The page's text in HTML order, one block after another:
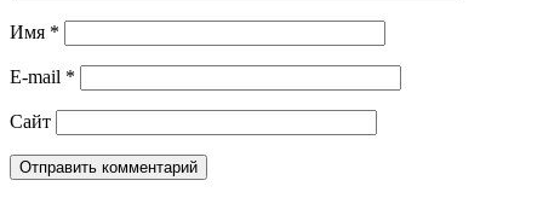
Имя *
E-mail *
Сайт